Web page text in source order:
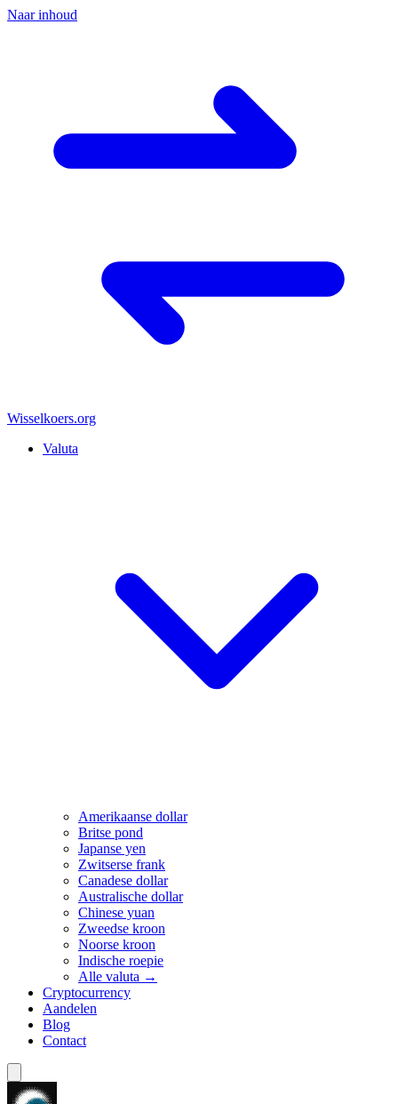
Naar inhoud
Wisselkoers.org
Valuta
Amerikaanse dollar
Britse pond
Japanse yen
Zwitserse frank
Canadese dollar
Australische dollar
Chinese yuan
Zweedse kroon
Noorse kroon
Indische roepie
Alle valuta →
Cryptocurrency
Aandelen
Blog
Contact